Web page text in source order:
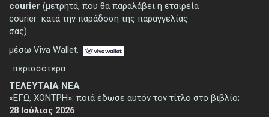
ΤΕΛΕΥΤΑΙΑ ΝΕΑ
«ΕΓΩ, ΧΟΝΤΡΗ»: ποιά έδωσε αυτόν τον τίτλο στο βιβλίο;
28 Ιούλιος 2026
courier (μετρητά, που θα παραλάβει η εταιρεία
courier κατά την παράδοση της παραγγελίας
σας).
μέσω Viva Wallet.
..περισσότερα